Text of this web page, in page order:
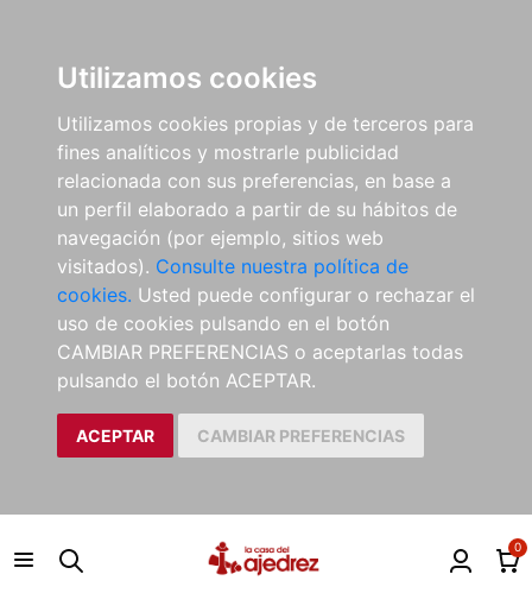
Utilizamos cookies
Utilizamos cookies propias y de terceros para
fines analíticos y mostrarle publicidad
relacionada con sus preferencias, en base a
un perfil elaborado a partir de su hábitos de
navegación (por ejemplo, sitios web
visitados). Consulte nuestra política de
cookies. Usted puede configurar o rechazar el
uso de cookies pulsando en el botón
CAMBIAR PREFERENCIAS o aceptarlas todas
pulsando el botón ACEPTAR.
ACEPTAR CAMBIAR PREFERENCIAS
0